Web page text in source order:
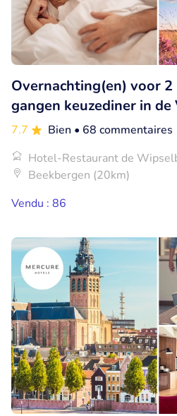
Overnachting(en) voor
gangen keuzediner in de
7.7 Bien • 68 commentaires
Hotel-Restaurant de
Beekbergen (20km)
Vendu : 86